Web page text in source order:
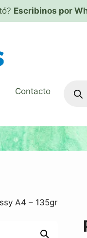
Escribinos por
Contacto
A4 – 135gr